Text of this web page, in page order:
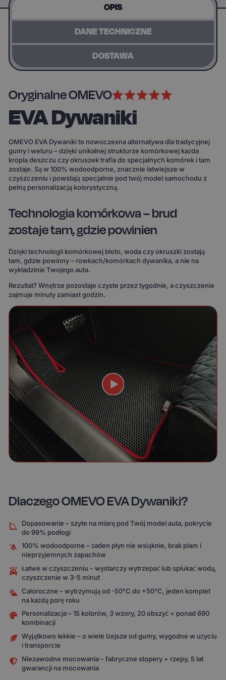
OPIS
DANE TECHNICZNE
DOSTAWA
Oryginalne OMEVO
EVA Dywaniki
OMEVO EVA Dywaniki to nowoczesna alternatywa dla tradycyjnej
gumy i weluru – dzięki unikalnej strukturze komórkowej każda
kropla deszczu czy okruszek trafia do specjalnych komórek i tam
zostaje. Są w 100% wodoodporne, znacznie łatwiejsze w
czyszczeniu i powstają specjalnie pod twój model samochodu z
pełną personalizacją kolorystyczną.
Technologia komórkowa – brud
zostaje tam, gdzie powinien
Dzięki technologii komórkowej błoto, woda czy okruszki zostają
tam, gdzie powinny – rowkach/komórkach dywanika, a nie na
wykładzinie Twojego auta.
Rezultat? Wnętrze pozostaje czyste przez tygodnie, a czyszczenie
zajmuje minuty zamiast godzin.
Dlaczego OMEVO EVA Dywaniki?
Dopasowanie – szyte na miarę pod Twój model auta, pokrycie
do 99% podłogi
100% wodoodporne – żaden płyn nie wsiąknie, brak plam i
nieprzyjemnych zapachów
Łatwe w czyszczeniu – wystarczy wytrzepać lub spłukać wodą,
czyszczenie w 3-5 minut
Całoroczne – wytrzymują od -50°C do +50°C, jeden komplet
na każdą porę roku
Personalizacja – 15 kolorów, 3 wzory, 20 obszyć = ponad 690
kombinacji
Wyjątkowo lekkie – o wiele lżejsze od gumy, wygodne w użyciu
i transporcie
Niezawodne mocowania – fabryczne stopery + rzepy, 5 lat
gwarancji na mocowania